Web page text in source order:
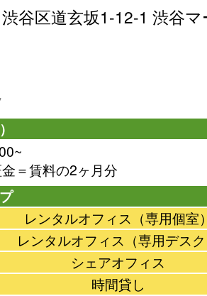
谷区道玄坂1-12-1 渋谷マ
＝賃料の2ヶ月分
レンタルオフィス（専用個室
レンタルオフィス（専用デス
シェアオフィス
時間貸し